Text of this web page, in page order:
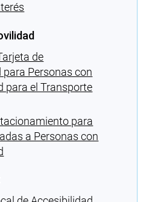
de
Personas con
para el Transporte
para
a Personas con